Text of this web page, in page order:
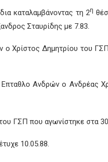
καταλαμβάνοντας τη 2η
Σταυρίδης με 7.83.
Χρίστος Δημητρίου του
Ανδρών ο Ανδρέας
ΓΣΠ που αγωνίστηκε στα
10.05.88.